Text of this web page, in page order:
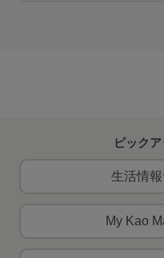
ピック
生活情
My Kao